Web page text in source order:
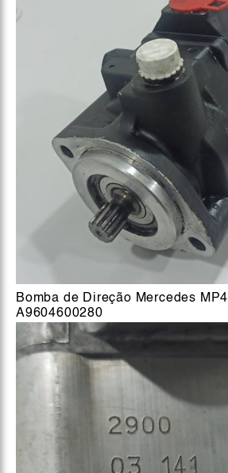
Bomba de Direção Mercedes MP4
A9604600280